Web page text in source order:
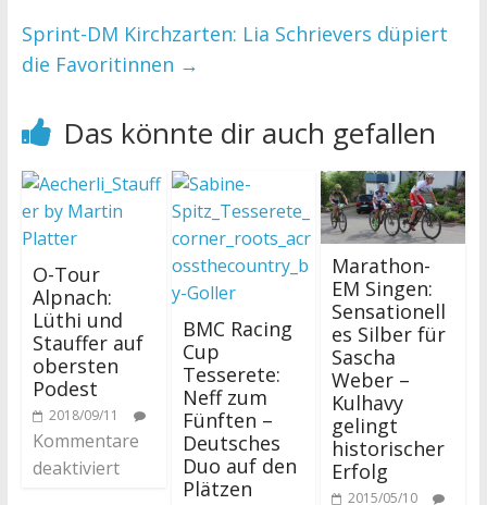
Sprint-DM Kirchzarten: Lia Schrievers düpiert
die Favoritinnen →
Das könnte dir auch gefallen
O-Tour
Alpnach:
Lüthi und
Stauffer auf
obersten
Podest
2018/09/11
Kommentare
deaktiviert
BMC Racing
Cup
Tesserete:
Neff zum
Fünften –
Deutsches
Duo auf den
Plätzen
Marathon-
EM Singen:
Sensationell
es Silber für
Sascha
Weber –
Kulhavy
gelingt
historischer
Erfolg
2015/05/10